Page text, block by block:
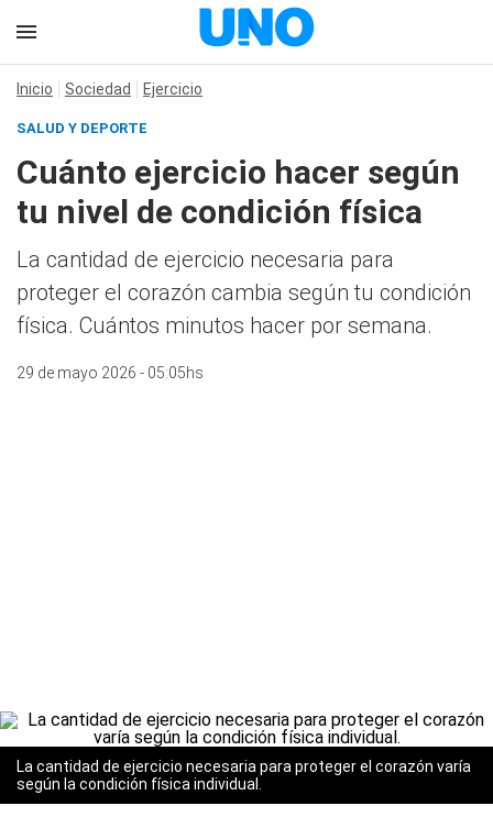
Inicio Sociedad Ejercicio
SALUD Y DEPORTE
Cuánto ejercicio hacer según
tu nivel de condición física
La cantidad de ejercicio necesaria para
proteger el corazón cambia según tu condición
física. Cuántos minutos hacer por semana.
29 de mayo 2026 - 05:05hs
La cantidad de ejercicio necesaria para proteger el corazón varía
según la condición física individual.